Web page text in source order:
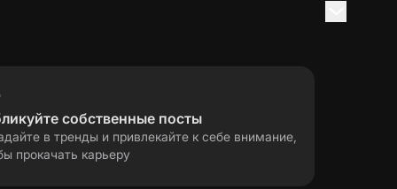
собственные посты
в тренды и привлекайте к себе внимание,
прокачать карьеру